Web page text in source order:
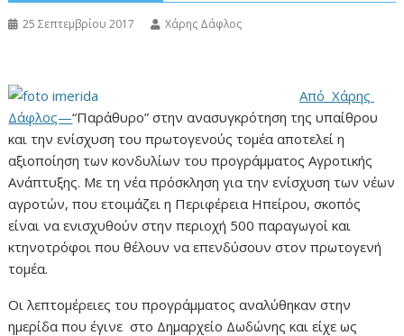
25 Σεπτεμβρίου 2017 Χάρης Δάφλος
Από Χάρης
Δάφλος—“Παράθυρο” στην ανασυγκρότηση της υπαίθρου
και την ενίσχυση του πρωτογενούς τομέα αποτελεί η
αξιοποίηση των κονδυλίων του προγράμματος Αγροτικής
Ανάπτυξης. Με τη νέα πρόσκληση για την ενίσχυση των νέων
αγροτών, που ετοιμάζει η Περιφέρεια Ηπείρου, σκοπός
είναι να ενισχυθούν στην περιοχή 500 παραγωγοί και
κτηνοτρόφοι που θέλουν να επενδύσουν στον πρωτογενή
τομέα.
Οι λεπτομέρειες του προγράμματος αναλύθηκαν στην
ημερίδα που έγινε στο Δημαρχείο Δωδώνης και είχε ως